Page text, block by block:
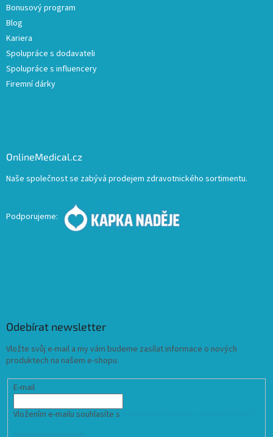
Bonusový program
Blog
Kariera
Spolupráce s dodavateli
Spolupráce s influencery
Firemní dárky
OnlineMedical.cz
Naše společnost se zabývá prodejem zdravotnického sortimentu.
Podporujeme:
Odebírat newsletter
Vložte svůj e-mail a my vám budeme zasílat informace o nových
produktech na našem e-shopu.
E-mail
Vložením e-mailu souhlasíte s